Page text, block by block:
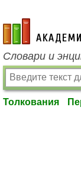
academic.ru
Словари и
Толкования